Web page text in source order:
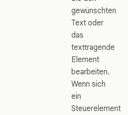
gewünschten
Text oder
das
texttragende
Element
bearbeiten.
Wenn sich
ein
Steuerelement